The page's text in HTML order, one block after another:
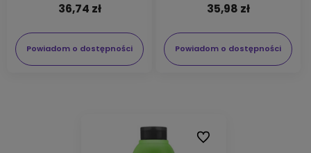
36,74 zł
Powiadom o dostępności
35,98 zł
Powiadom o dostępności
Do ulubionych